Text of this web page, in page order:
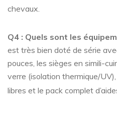
chevaux
Q4 : Quels sont les
est très bien doté de série
pouces, les sièges en simili-
verre (isolation thermique/
libres et le pack complet